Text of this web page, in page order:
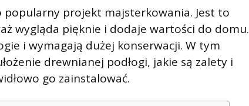
popularny projekt majsterkowania. Jest to
wygląda pięknie i dodaje wartości do domu.
i wymagają dużej konserwacji. W tym
drewnianej podłogi, jakie są zalety i
go zainstalować.